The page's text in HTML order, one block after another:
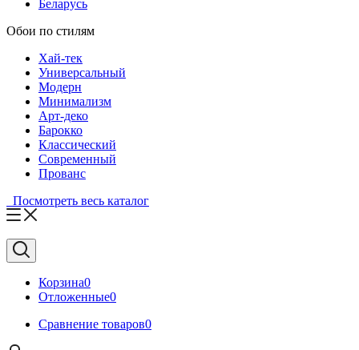
Беларусь
Обои по стилям
Хай-тек
Универсальный
Модерн
Минимализм
Арт-деко
Барокко
Классический
Современный
Прованс
Посмотреть весь каталог
Корзина0
Отложенные0
Сравнение товаров0